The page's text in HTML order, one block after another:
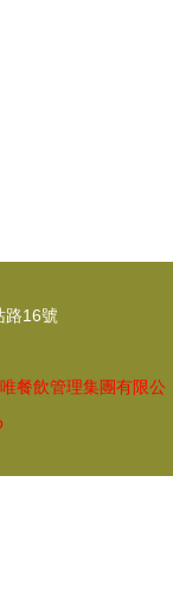
路16號
餐飲管理集團有限公